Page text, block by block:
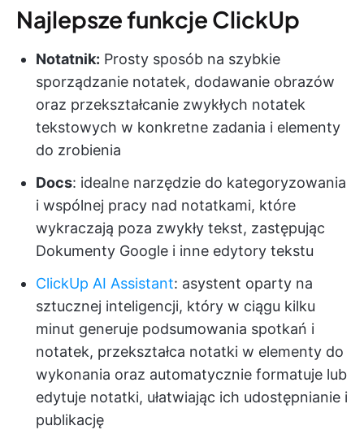
Najlepsze funkcje ClickUp
Notatnik: Prosty sposób na szybkie
sporządzanie notatek, dodawanie obrazów
oraz przekształcanie zwykłych notatek
tekstowych w konkretne zadania i elementy
do zrobienia
Docs: idealne narzędzie do kategoryzowania
i wspólnej pracy nad notatkami, które
wykraczają poza zwykły tekst, zastępując
Dokumenty Google i inne edytory tekstu
ClickUp AI Assistant: asystent oparty na
sztucznej inteligencji, który w ciągu kilku
minut generuje podsumowania spotkań i
notatek, przekształca notatki w elementy do
wykonania oraz automatycznie formatuje lub
edytuje notatki, ułatwiając ich udostępnianie i
publikację